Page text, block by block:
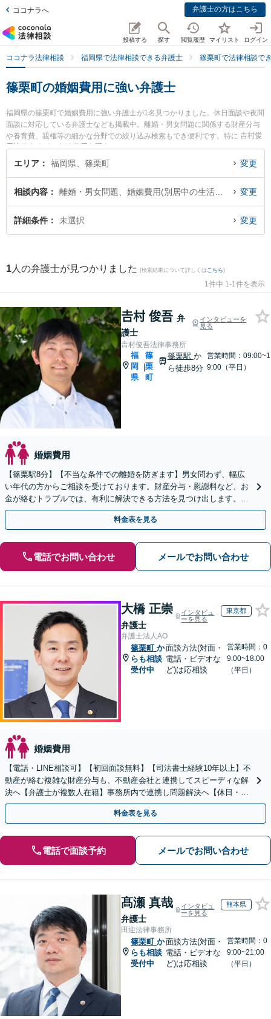
ココナラへ 弁護士の方はこちら
投稿する 探す 閲覧履歴 マイリスト ログイン
ココナラ法律相談 福岡県で法律相談できる弁護士 篠栗町で法律相談で
篠栗町の婚姻費用に強い弁護士
福岡県の篠栗町で婚姻費用に強い弁護士が1名見つかりました。休日面談や夜間
面談に対応している弁護士なども掲載中。離婚・男女問題に関係する財産分与
や養育費、親権等の細かな分野での絞り込み検索もでき便利です。特に 𠮷村俊
吾法律事務所の𠮷村 俊吾弁護士のプロフィール情報や弁護士費用、強みなどが
注目されています。『篠栗町で土日や夜間に発生した婚姻費用のトラブルを今
護士に相談予約したい』などでお困りの相談者さんにおすすめです。
エリア 福岡県、篠栗町 変更
相談内容 変更
詳細条件 未選択 変更
1 人の弁護士が見つかりました (検索結果について詳しくは こちら)
1件中 1-1件を表示
𠮷村 俊吾 弁
護士
インタビューを
見る
𠮷村俊吾法律事務所
福
岡
県
|
篠
栗
町
篠栗駅 か
ら徒歩8分
営業時間：09:00~1
9:00（平日）
婚姻費用
【篠栗駅8分】【不当な条件での離婚を防ぎます】男女問わず、幅広
い年代の方からご相談を受けております。財産分与・慰謝料など、お
金が絡むトラブルでは、有利に解決できる方法を見つけ出します。ま
ずはお気軽にご相談ください【完全個室】
料金表を見る
電話でお問い合わせ メールでお問い合わせ
大橋 正崇
弁護士
インタビュ
ーを見る
東京都
弁護士法人AO
篠栗町 か
らも相談
受付中
面談方法(対面・
電話・ビデオな
ど)は応相談
営業時間：0
9:00~18:00
（平日）
婚姻費用
【電話・LINE相談可】【初回面談無料】【司法書士経験10年以上】不
動産が絡む複雑な財産分与も、不動産会社と連携してスピーディな解
決へ【弁護士が複数人在籍】事務所内で連携し問題解決へ【休日・夜
間面談可】【子連れ相談可】【虎ノ門駅1分】
料金表を見る
電話で面談予約 メールでお問い合わせ
髙瀬 真哉
弁護士
インタビュ
ーを見る
熊本県
田迎法律事務所
篠栗町 か
らも相談
受付中
面談方法(対面・
電話・ビデオな
ど)は応相談
営業時間：0
9:00~21:00
（平日）